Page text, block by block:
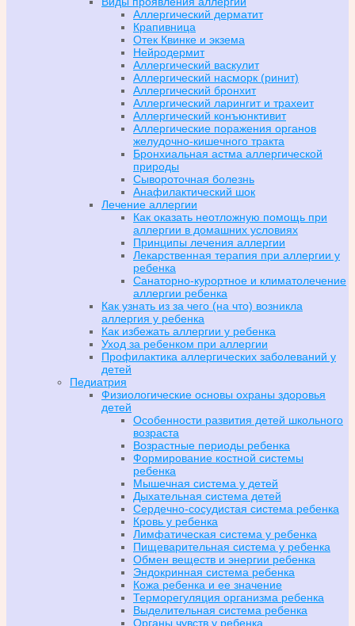
Аллергический дерматит
Крапивница
Отек Квинке и экзема
Нейродермит
Аллергический васкулит
Аллергический насморк (ринит)
Аллергический бронхит
Аллергический ларингит и трахеит
Аллергический конъюнктивит
Аллергические поражения органов
желудочно-кишечного тракта
Бронхиальная астма аллергической
природы
Сывороточная болезнь
Анафилактический шок
Лечение аллергии
Как оказать неотложную помощь при
аллергии в домашних условиях
Принципы лечения аллергии
Лекарственная терапия при аллергии у
ребенка
Санаторно-курортное и климатолечение
аллергии ребенка
Как узнать из за чего (на что) возникла
аллергия у ребенка
Как избежать аллергии у ребенка
Уход за ребенком при аллергии
Профилактика аллергических заболеваний у
детей
Педиатрия
Физиологические основы охраны здоровья
детей
Особенности развития детей школьного
возраста
Возрастные периоды ребенка
Формирование костной системы
ребенка
Мышечная система у детей
Дыхательная система детей
Сердечно-сосудистая система ребенка
Кровь у ребенка
Лимфатическая система у ребенка
Пищеварительная система у ребенка
Обмен веществ и энергии ребенка
Эндокринная система ребенка
Кожа ребенка и ее значение
Терморегуляция организма ребенка
Выделительная система ребенка
Органы чувств у ребенка